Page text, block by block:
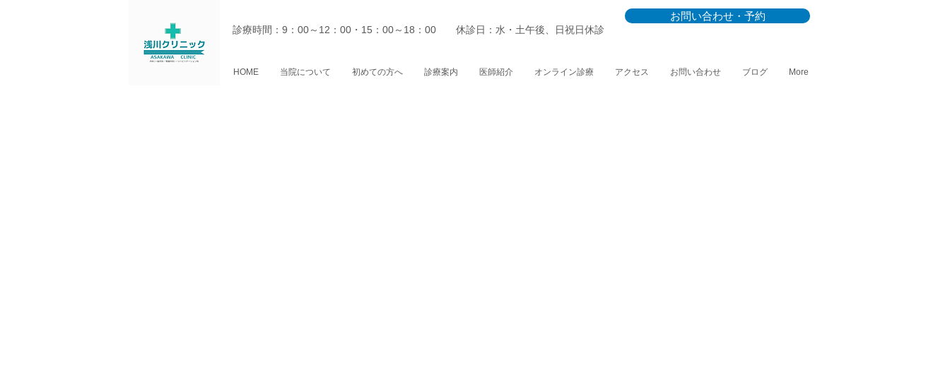
診療時間：9：00～12：00・15：00～18：00 休診日：水・土午後、日祝日休診
お問い合わせ・予約
HOME 当院について 初めての方へ 診療案内 医師紹介 オンライン診療 アクセス お問い合わせ ブログ More